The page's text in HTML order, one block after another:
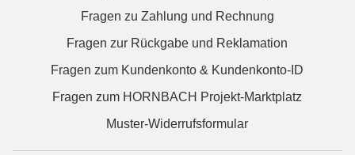
Fragen zu Zahlung und Rechnung
Fragen zur Rückgabe und Reklamation
Fragen zum Kundenkonto & Kundenkonto-ID
Fragen zum HORNBACH Projekt-Marktplatz
Muster-Widerrufsformular